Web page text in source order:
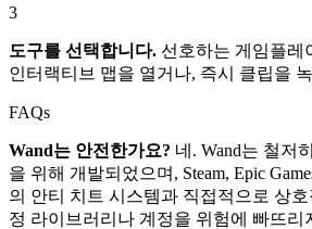
3
도구를 선택합니다. 선호하는 게임플레
인터랙티브 맵을 열거나, 즉시 클립을
FAQs
Wand는 안전한가요? 네. Wand는 철저
을 위해 개발되었으며, Steam, Epic
의 안티 치트 시스템과 직접적으로 상
정 라이브러리나 계정을 위험에 빠뜨리